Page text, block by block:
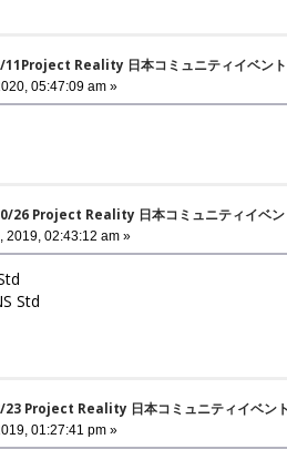
11Project Reality 日本コミュニティイベン
05:47:09 am »
26 Project Reality 日本コミュニティイベン
2019, 02:43:12 am »
Std
23 Project Reality 日本コミュニティイベン
01:27:41 pm »